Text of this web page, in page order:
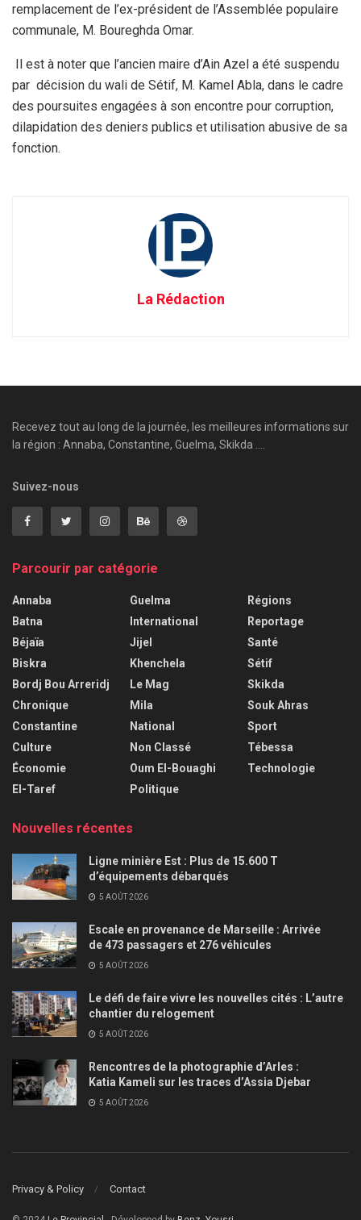
remplacement de l’ex-président de l’Assemblée populaire
communale, M. Boureghda Omar.
Il est à noter que l’ancien maire d’Ain Azel a été suspendu
par décision du wali de Sétif, M. Kamel Abla, dans le cadre
des poursuites engagées à son encontre pour corruption,
dilapidation des deniers publics et utilisation abusive de sa
fonction.
La Rédaction
Recevez tout au long de la journée, les meilleures informations sur
la région : Annaba, Constantine, Guelma, Skikda ....
Suivez-nous
Parcourir par catégorie
Annaba
Batna
Béjaïa
Biskra
Bordj Bou Arreridj
Chronique
Constantine
Culture
Économie
El-Taref
Guelma
International
Jijel
Khenchela
Le Mag
Mila
National
Non Classé
Oum El-Bouaghi
Politique
Régions
Reportage
Santé
Sétif
Skikda
Souk Ahras
Sport
Tébessa
Technologie
Nouvelles récentes
Ligne minière Est : Plus de 15.600 T
d’équipements débarqués
5 AOÛT 2026
Escale en provenance de Marseille : Arrivée
de 473 passagers et 276 véhicules
5 AOÛT 2026
Le défi de faire vivre les nouvelles cités : L’autre
chantier du relogement
5 AOÛT 2026
Rencontres de la photographie d’Arles :
Katia Kameli sur les traces d’Assia Djebar
5 AOÛT 2026
Privacy & Policy Contact